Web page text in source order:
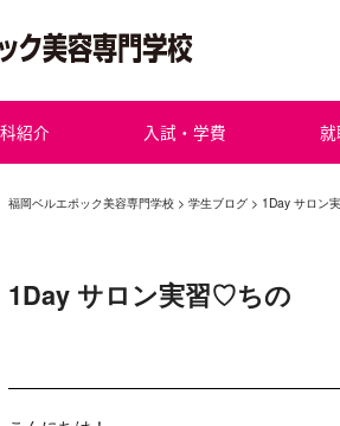
紹介 入試・学費
福岡ベルエポック美容専門学校 > 学生ブログ > 1Day サロン
1Day サロン実習♡ちの